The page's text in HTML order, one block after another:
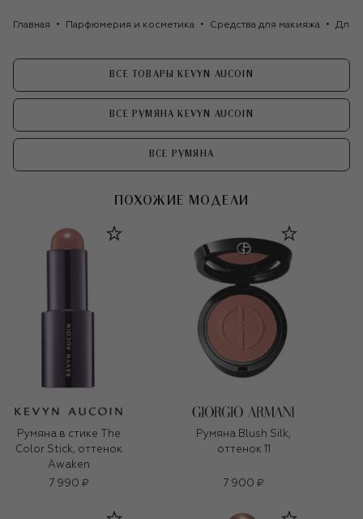
Главная Парфюмерия и косметика Средства для макияжа Для
ВСЕ ТОВАРЫ KEVYN AUCOIN
ВСЕ РУМЯНА KEVYN AUCOIN
ВСЕ РУМЯНА
ПОХОЖИЕ МОДЕЛИ
Румяна в стике The
Color Stick, оттенок
Awaken
7 990 ₽
Румяна Blush Silk,
оттенок 11
7 900 ₽